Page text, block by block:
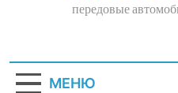
передовые
МЕНЮ